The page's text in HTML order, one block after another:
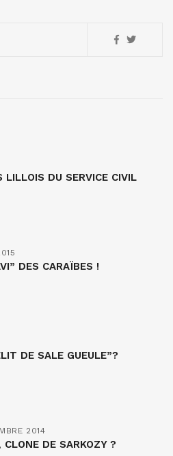
LILLOIS DU SERVICE CIVIL
DES CARAÏBES !
DE SALE GUEULE”?
2014
CLONE DE SARKOZY ?